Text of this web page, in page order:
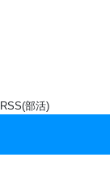
RSS(部活)